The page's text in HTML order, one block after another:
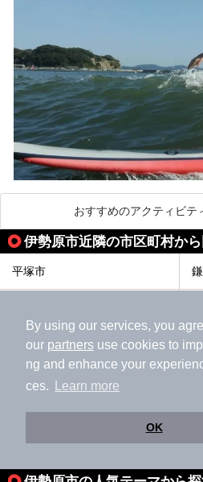
By using our services, you
our partners use cookies to
ng and enhance your
ces.
Learn more
OK
この記事は箱根 芦ノ湖畔
おすすめのアクティビテ
伊勢原市近隣の市区町村か
平塚市
茅ヶ崎市
三浦市